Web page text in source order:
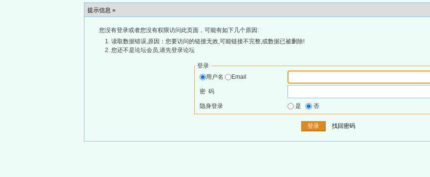
提示信息 »
您没有登录或者您没有权限访问此页面，可能有如下几个原因:
读取数据错误,原因：您要访问的链接无效,可能链接不完整,或数据已被删除!
您还不是论坛会员,请先登录论坛
登录
用户名
Email
密 码
隐身登录 是 否
找回密码